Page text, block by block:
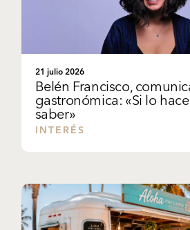
21 julio 2026
Belén Francisco,
gastronómica: «Si lo
saber»
INTERÉS